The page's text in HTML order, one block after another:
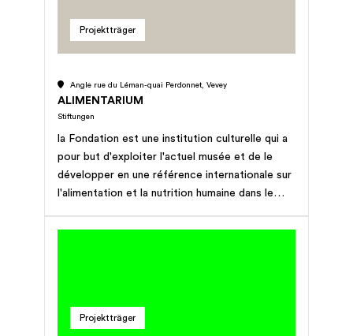
élaborer, harmoniser et unifier des normes et
règles et autres moyens de lutte contre le
dopage dans le sport; élaborer et développer
des programmes d'éducation et de prévention
antidopage au niveau international; promouvoir
et coordonner la recherche en matière de lutte
contre le dopage dans le sport.
Projektträger
Angle rue du Léman-quai Perdonnet, Vevey
ALIMENTARIUM
Stiftungen
la Fondation est une institution culturelle qui a
pour but d'exploiter l'actuel musée et de le
développer en une référence internationale sur
l'alimentation et la nutrition humaine dans le
plateforme d'apprentissage digitale et physique
Projektträger